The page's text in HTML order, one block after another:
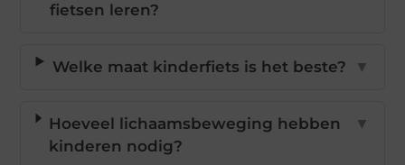
fietsen leren?
Welke maat kinderfiets is het beste? ▼
Hoeveel lichaamsbeweging hebben
kinderen nodig?
▼